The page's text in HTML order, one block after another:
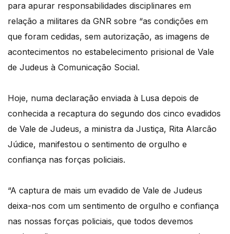
para apurar responsabilidades disciplinares em
relação a militares da GNR sobre “as condições em
que foram cedidas, sem autorização, as imagens de
acontecimentos no estabelecimento prisional de Vale
de Judeus à Comunicação Social.
Hoje, numa declaração enviada à Lusa depois de
conhecida a recaptura do segundo dos cinco evadidos
de Vale de Judeus, a ministra da Justiça, Rita Alarcão
Júdice, manifestou o sentimento de orgulho e
confiança nas forças policiais.
“A captura de mais um evadido de Vale de Judeus
deixa-nos com um sentimento de orgulho e confiança
nas nossas forças policiais, que todos devemos